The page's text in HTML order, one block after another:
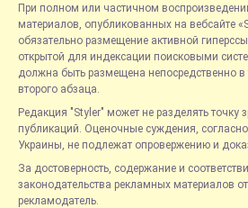
При полном или частичном
материалов, опубликованных на вебсайте
обязательно размещение активной
открытой для индексации поисковыми
должна быть размещена непосредственно в
второго абзаца.
Редакция "Styler" может не разделять точку
публикаций. Оценочные суждения,
Украины, не подлежат опровержению и
За достоверность, содержание и
законодательства рекламных материалов
рекламодатель.